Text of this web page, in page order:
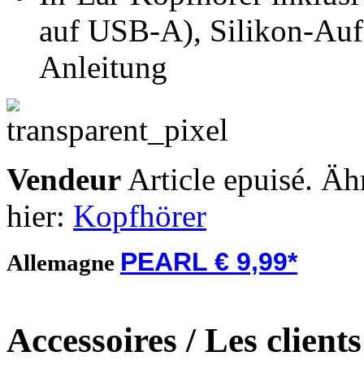
auf USB-A), Silikon-
Anleitung
Vendeur Article epuisé.
hier: Kopfhörer
Allemagne PEARL € 9,99*
Accessoires / Les